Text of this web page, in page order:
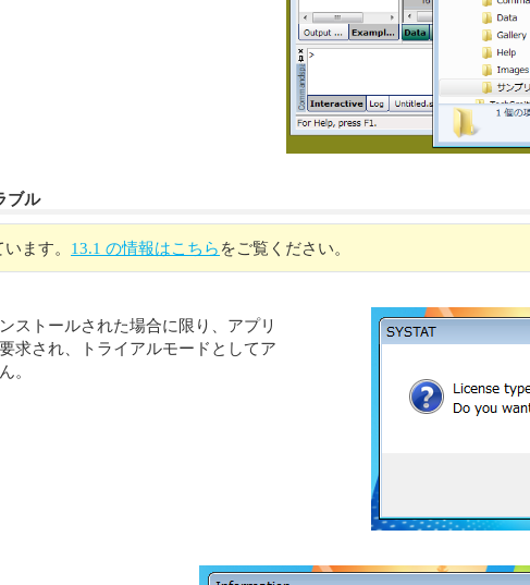
ブル
ます。 13.1 の情報はこちら をご覧ください。
ストールされた場合に限り、アプリ
求され、トライアルモードとしてア
。